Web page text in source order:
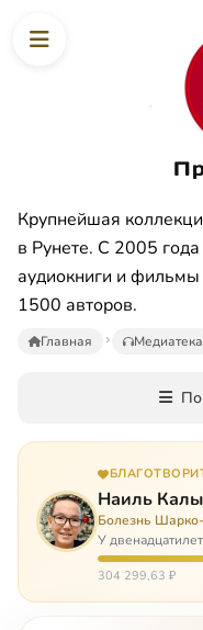
Крупнейшая
в Рунете. С 2005
аудиокниги и
1500 авторов.
Главная Медиатека
Наиль
Болезнь
У
проблемы. Он
перед ним
304 299,63 ₽